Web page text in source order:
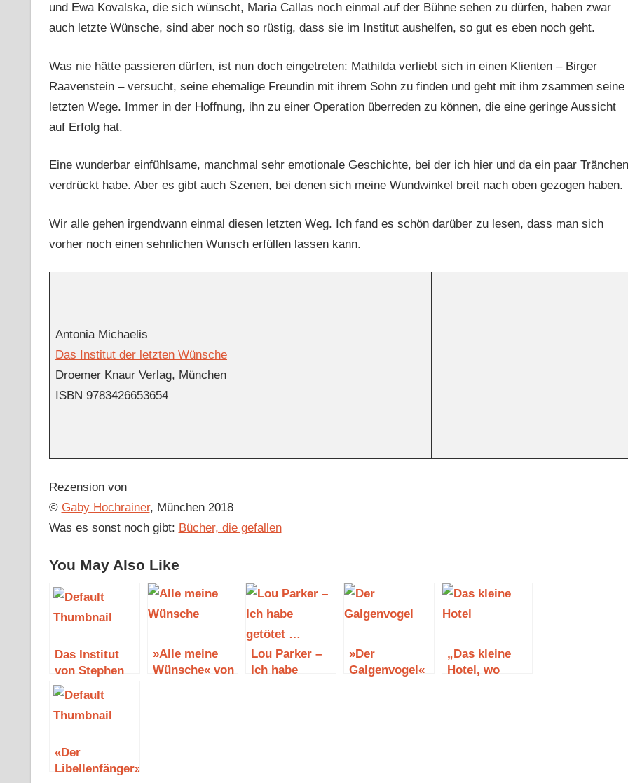
und Ewa Kovalska, die sich wünscht, Maria Callas noch einmal auf der Bühne sehen zu dürfen, haben zwar
auch letzte Wünsche, sind aber noch so rüstig, dass sie im Institut aushelfen, so gut es eben noch geht.
Was nie hätte passieren dürfen, ist nun doch eingetreten: Mathilda verliebt sich in einen Klienten – Birger
Raavenstein – versucht, seine ehemalige Freundin mit ihrem Sohn zu finden und geht mit ihm zsammen seine
letzten Wege. Immer in der Hoffnung, ihn zu einer Operation überreden zu können, die eine geringe Aussicht
auf Erfolg hat.
Eine wunderbar einfühlsame, manchmal sehr emotionale Geschichte, bei der ich hier und da ein paar Tränchen
verdrückt habe. Aber es gibt auch Szenen, bei denen sich meine Wundwinkel breit nach oben gezogen haben.
Wir alle gehen irgendwann einmal diesen letzten Weg. Ich fand es schön darüber zu lesen, dass man sich
vorher noch einen sehnlichen Wunsch erfüllen lassen kann.
Antonia Michaelis
Das Institut der letzten Wünsche
Droemer Knaur Verlag, München
ISBN 9783426653654
Rezension von
© Gaby Hochrainer, München 2018
Was es sonst noch gibt: Bücher, die gefallen
You May Also Like
Das Institut
von Stephen
King
»Alle meine
Wünsche« von
Lou Parker –
Ich habe
»Der
Galgenvogel«
„Das kleine
Hotel, wo
«Der
Libellenfänger»